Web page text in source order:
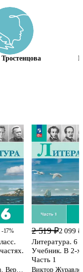
-17%
Вера
2 519 ₽2 099 ₽
Литература. 6
Учебник. В 2-х
Часть 1
Виктор